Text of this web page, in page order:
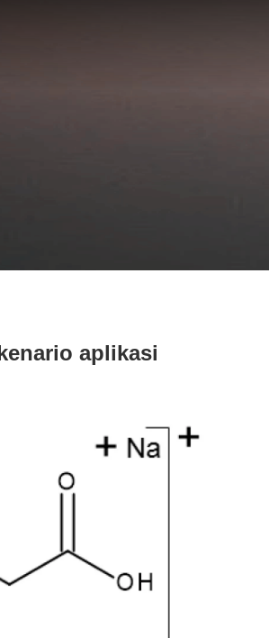
aplikasi